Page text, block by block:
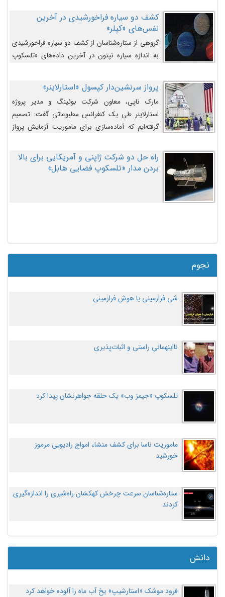
کشف دو سیاره فراخورشیدی در آخرین
نفس‌های «کپلر»
گروهی از ستاره‌شناسان از کشف دو سیاره فراخورشیدی
به اندازه سیاره نپتون در آخرین داده‌های «تلسکوپ
پرواز سرنشین‌دار کپسول «استارلاینر»
مارک ناپی، معاون شرکت بوئینگ و مدیر پروژه
استارلاینر طی یک کنفرانس مطبوعاتی گفت: تصمیم
گرفته‌ایم که آماده‌سازی برای ماموریت آزمایش پرواز
اصلاح کنیم.
راه حل دو شرکت ژاپنی و آمریکایی برای بالا
بردن مدار «تلسکوپ فضایی هابل»
نجوم
شی فرازمینی یا هوش فرازمینی
نااینهمانیِ راستی و اثبات‌پذیری
تلسکوپ «جیمز وب» یک حلقه جواهرنشان پیدا کرد
ماموریت ناسا برای کشف منشاء امواج رادیویی مرموز
خورشید
ستاره‌شناسان سرعت چرخش کهکشان راه‌شیری را اندازه‌گیری
کردند
دانش
فرود موشک «استارشیپ» یخ آب ماه را آلوده خواهد کرد